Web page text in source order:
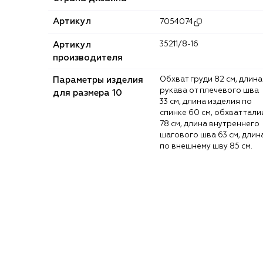
Артикул 7054074
Артикул
производителя
35211/8-16
Параметры изделия
для размера 10
Обхват груди 82 см, длина
рукава от плечевого шва
33 см, длина изделия по
спинке 60 см, обхват
78 см, длина внутреннего
шагового шва 63 см,
по внешнему шву 85 см.